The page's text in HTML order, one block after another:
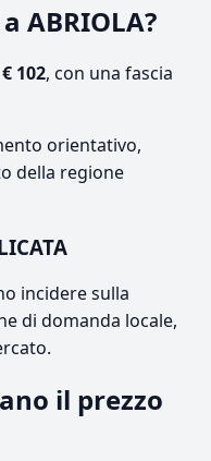
ABRIOLA?
€ 102, con una fascia
orientativo,
della regione
incidere sulla
di domanda locale,
il prezzo